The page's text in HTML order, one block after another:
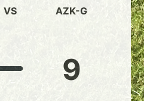
VS AZK-G
9